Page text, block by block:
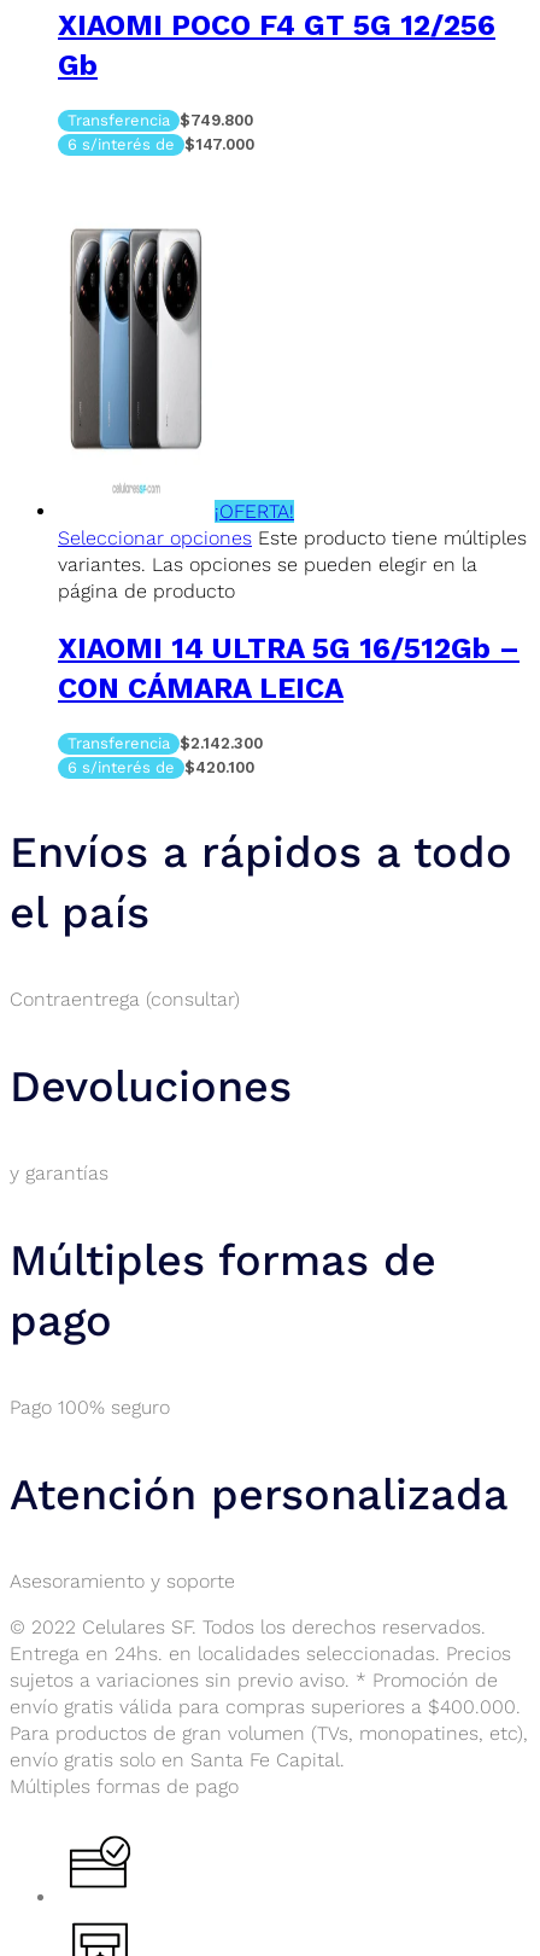
XIAOMI POCO F4 GT 5G 12/256
Gb
Transferencia $749.800
6 s/interés de $147.000
¡OFERTA!
Seleccionar opciones Este producto tiene múltiples
variantes. Las opciones se pueden elegir en la
página de producto
XIAOMI 14 ULTRA 5G 16/512Gb –
CON CÁMARA LEICA
Transferencia $2.142.300
6 s/interés de $420.100
Envíos a rápidos a todo
el país
Contraentrega (consultar)
Devoluciones
y garantías
Múltiples formas de
pago
Pago 100% seguro
Atención personalizada
Asesoramiento y soporte
© 2022 Celulares SF. Todos los derechos reservados.
Entrega en 24hs. en localidades seleccionadas. Precios
sujetos a variaciones sin previo aviso. * Promoción de
envío gratis válida para compras superiores a $400.000.
Para productos de gran volumen (TVs, monopatines, etc),
envío gratis solo en Santa Fe Capital.
Múltiples formas de pago